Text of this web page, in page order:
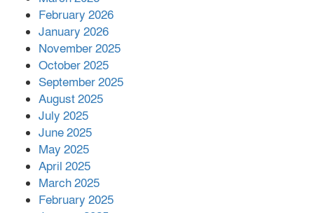
নলছিটিতে শ্রমিকদলের অবৈধ কমিটি
প্রকাশের অভিযোগ
February 2026
January 2026
November 2025
October 2025
September 2025
August 2025
July 2025
June 2025
May 2025
April 2025
March 2025
February 2025